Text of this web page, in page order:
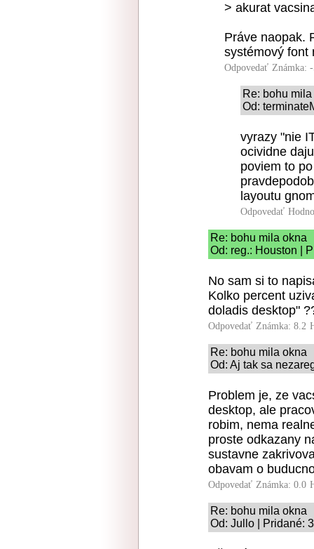
> akurat
Práve naopak.
systémový font
Odpovedať Známka:
Re: bohu
Od:
vyrazy "nie
ocividne
poviem to
layoutu
Odpovedať
Re: bohu mila okna
Od: reg.: Houston |
No sam si to
Kolko percent
doladis desktop"
Odpovedať Známka: 8.2
Re: bohu mila okna
Od: Aj tak sa
Problem je, ze
desktop, ale
robim, nema
proste odkazany
sustavne
obavam o
Odpovedať Známka: 0.0
Re: bohu mila okna
Od: Jullo | Pridané: